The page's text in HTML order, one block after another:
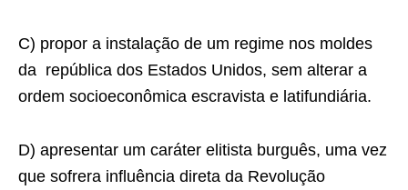
C) propor a instalação de um regime nos moldes
da república dos Estados Unidos, sem alterar a
ordem socioeconômica escravista e latifundiária.
D) apresentar um caráter elitista burguês, uma vez
que sofrera inﬂuência direta da Revolução